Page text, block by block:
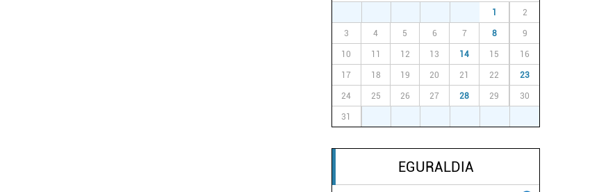
1 2
3 4 5 6 7 8 9
10 11 12 13 14 15 16
17 18 19 20 21 22 23
24 25 26 27 28 29 30
31
EGURALDIA